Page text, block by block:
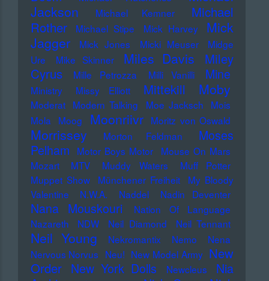
Jackson
Michael Kemner
Michael
Rother
Michael Stipe Mick Harvey
Mick
Jagger
Mick Jones Micki Meuser
Midge
Ure
Mike Skinner Miles Davis
Miley
Cyrus
Mille Petrozza Milli Vanilli Mine
Ministry Missy Elliott Mittekill Moby
Moderat Modern Talking Moe Jacksch
Mois
Mola
Moog Moonriivr Moritz von Oswald
Morrissey Morton Feldman
Moses
Pelham
Motor Boys Motor
Mouse On Mars
Mozart
MTV Muddy Waters
Muff Potter
Muppet Show
Münchener Freiheit
My Bloody
Valentine
N.W.A. Naddel Nadin Deventer
Nana Mouskouri
Nation Of Language
Nazareth
NDW Neil Diamond Neil Tennant
Neil Young Nekromantix Nemo
Nena
Nervous Norvus Neu! New Model Army New
Order New York Dolls Newcleus
Nia